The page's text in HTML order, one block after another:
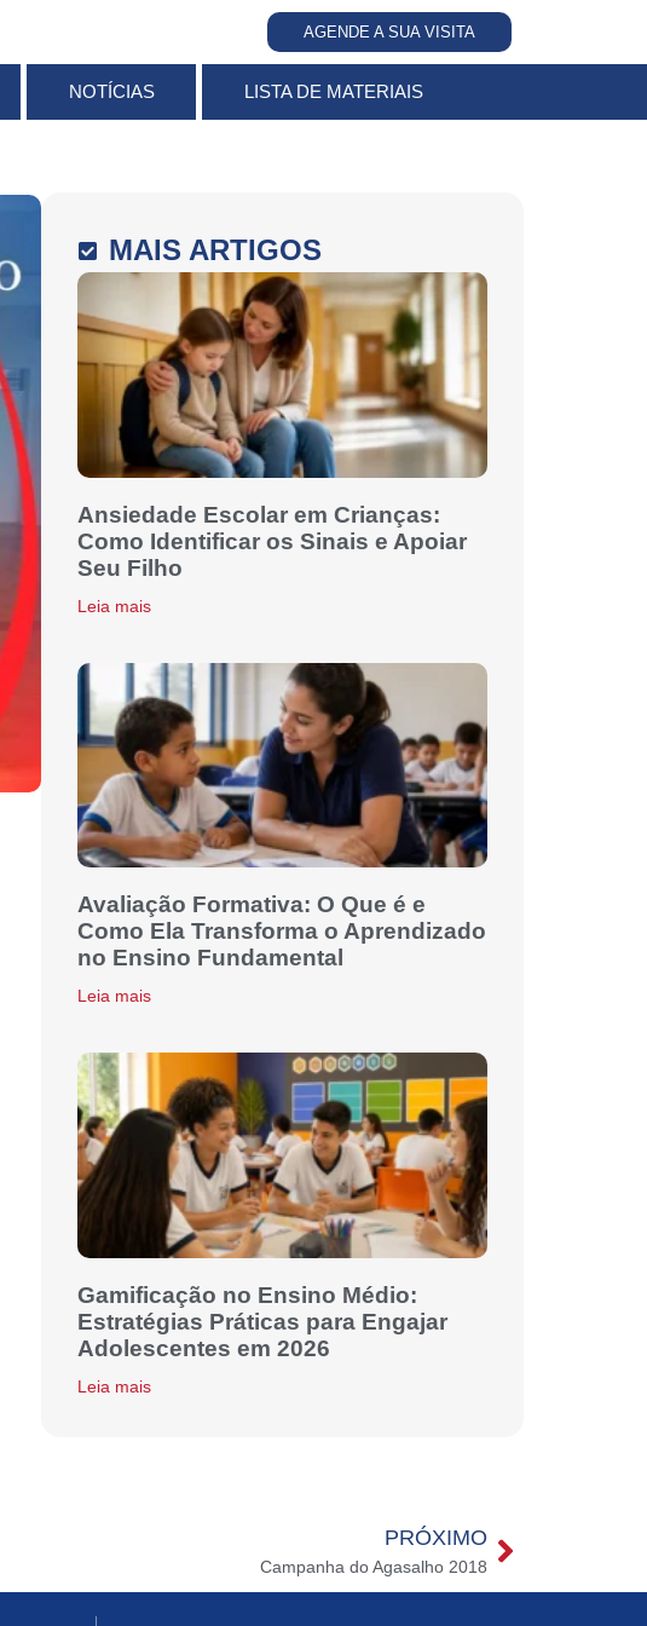
AGENDE A SUA VISITA
NOTÍCIAS LISTA DE MATERIAIS
MAIS ARTIGOS
Ansiedade Escolar em Crianças:
Como Identificar os Sinais e Apoiar
Seu Filho
Leia mais
Avaliação Formativa: O Que é e
Como Ela Transforma o Aprendizado
no Ensino Fundamental
Leia mais
Gamificação no Ensino Médio:
Estratégias Práticas para Engajar
Adolescentes em 2026
Leia mais
PRÓXIMO
Campanha do Agasalho 2018